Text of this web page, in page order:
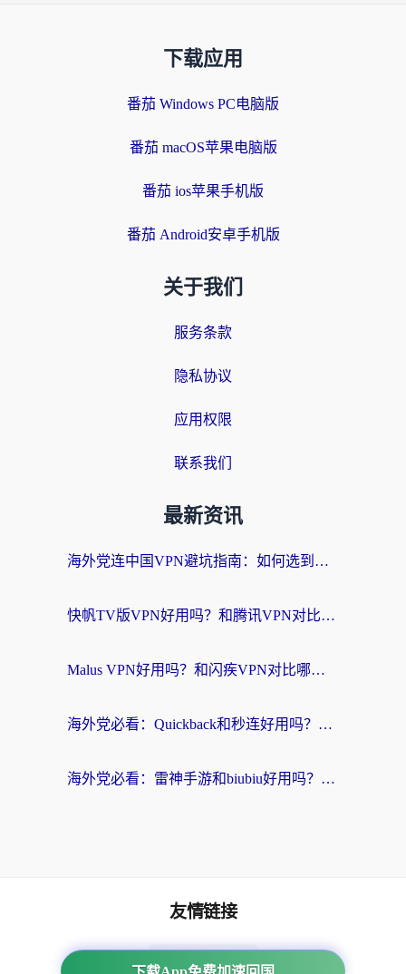
下载应用
番茄 Windows PC电脑版
番茄 macOS苹果电脑版
番茄 ios苹果手机版
番茄 Android安卓手机版
关于我们
服务条款
隐私协议
应用权限
联系我们
最新资讯
海外党连中国VPN避坑指南：如何选到真正能无缝刷国内资源的加速器？
快帆TV版VPN好用吗？和腾讯VPN对比哪个回国效果更好？海外党必看的真实体验指南
Malus VPN好用吗？和闪疾VPN对比哪个回国效果更好？海外华人的实用避坑指南
海外党必看：Quickback和秒连好用吗？3步选对回国加速器，无缝刷国内资源
海外党必看：雷神手游和biubiu好用吗？3招选对回国加速器无缝刷国内资源
友情链接
海外回国加速器